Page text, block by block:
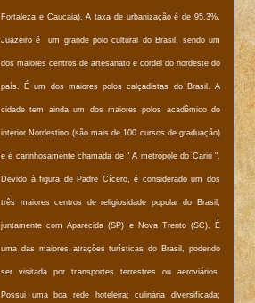
Fortaleza e Caucaia). A taxa de urbanização é de 95,3%.
Juazeiro é um grande polo cultural do Brasil, sendo um
dos maiores centros de artesanato e cordel do nordeste do
país. É um dos maiores polos calçadistas do Brasil. A
cidade tem ainda um dos maiores polos acadêmico do
interior Nordestino (são mais de 100 cursos de graduação)
e é carinhosamente chamada de " A metrópole do Cariri ".
Devido à figura de Padre Cícero, é considerado um dos
três maiores centros de religiosidade popular do Brasil,
juntamente com Aparecida (SP) e Nova Trento (SC). É
uma das maiores atrações turísticas do Brasil, podendo
ser visitada por transportes terrestres ou aeroviários.
Possui uma boa rede hoteleira; culinária diversificada;